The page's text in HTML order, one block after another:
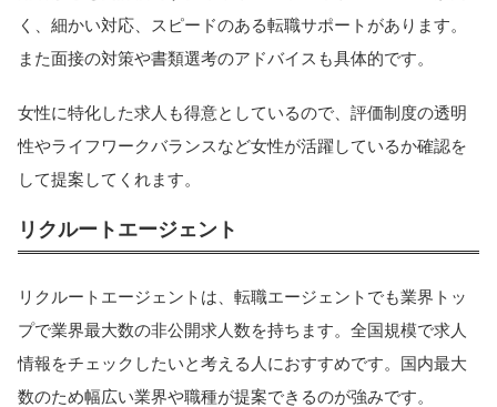
く、細かい対応、スピードのある転職サポートがあります。
また面接の対策や書類選考のアドバイスも具体的です。
女性に特化した求人も得意としているので、評価制度の透明
性やライフワークバランスなど女性が活躍しているか確認を
して提案してくれます。
リクルートエージェント
リクルートエージェントは、転職エージェントでも業界トッ
プで業界最大数の非公開求人数を持ちます。全国規模で求人
情報をチェックしたいと考える人におすすめです。国内最大
数のため幅広い業界や職種が提案できるのが強みです。